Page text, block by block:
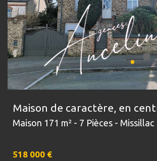
Maison de caractère, en
Maison 171 m² - 7 Pièces - Missillac
518 000 €